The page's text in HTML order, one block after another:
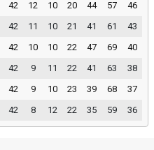
42 12 10 20 44 57
46
42 11 10 21 41 61
43
42 10 10 22 47 69
40
42 9 11 22 41 63
38
42 9 10 23 39 68
37
42 8 12 22 35 59 36